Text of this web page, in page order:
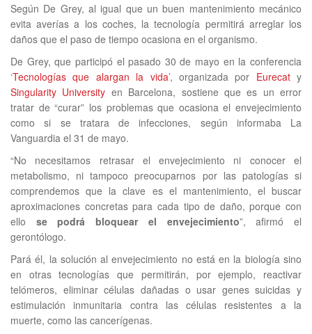
Según De Grey, al igual que un buen mantenimiento mecánico
evita averías a los coches, la tecnología permitirá arreglar los
daños que el paso de tiempo ocasiona en el organismo.
De Grey, que participó el pasado 30 de mayo en la conferencia
‘Tecnologías que alargan la vida’, organizada por Eurecaty
Singularity University en Barcelona, sostiene que es un error
tratar de “curar” los problemas que ocasiona el envejecimiento
como si se tratara de infecciones, según informaba La
Vanguardia el 31 de mayo.
“No necesitamos retrasar el envejecimiento ni conocer el
metabolismo, ni tampoco preocuparnos por las patologías si
comprendemos que la clave es el mantenimiento, el buscar
aproximaciones concretas para cada tipo de daño, porque con
ello se podrá bloquear el envejecimiento”, afirmó el
gerontólogo.
Pará él, la solución al envejecimiento no está en la biología sino
en otras tecnologías que permitirán, por ejemplo, reactivar
telómeros, eliminar células dañadas o usar genes suicidas y
estimulación inmunitaria contra las células resistentes a la
muerte, como las cancerígenas.